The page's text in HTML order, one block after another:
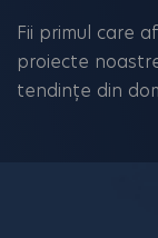
Fii primul care
proiecte
tendințe din